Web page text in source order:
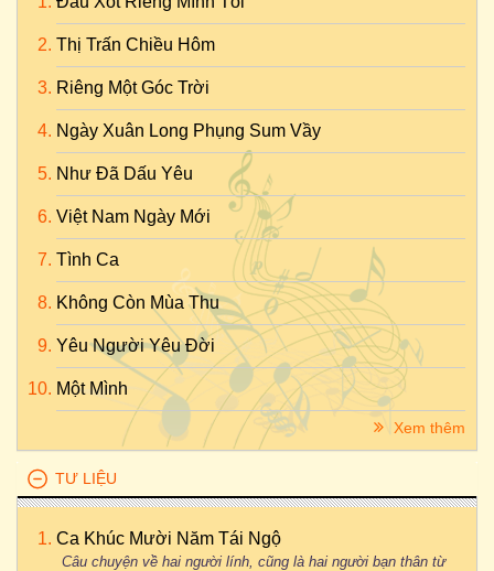
Thị Trấn Chiều Hôm
Riêng Một Góc Trời
Ngày Xuân Long Phụng Sum Vầy
Như Đã Dấu Yêu
Việt Nam Ngày Mới
Tình Ca
Không Còn Mùa Thu
Yêu Người Yêu Đời
Một Mình
Xem thêm
TƯ LIỆU
Ca Khúc Mười Năm Tái Ngộ
Câu chuyện về hai người lính, cũng là hai người bạn thân từ